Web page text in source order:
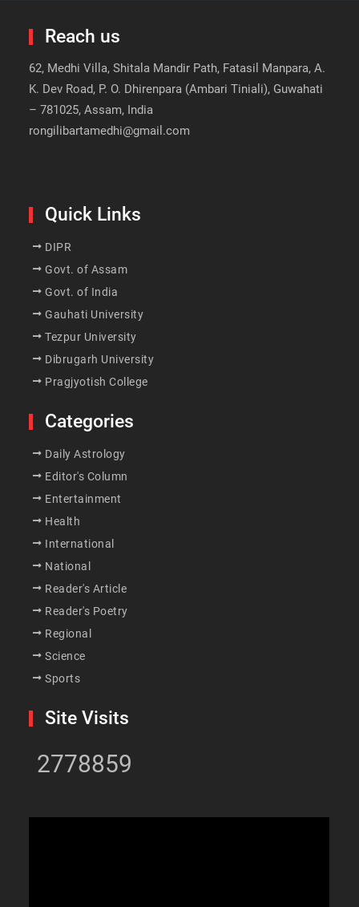
Reach us
62, Medhi Villa, Shitala Mandir Path, Fatasil Manpara, A.
K. Dev Road, P. O. Dhirenpara (Ambari Tiniali), Guwahati
– 781025, Assam, India
rongilibartamedhi@gmail.com
Quick Links
DIPR
Govt. of Assam
Govt. of India
Gauhati University
Tezpur University
Dibrugarh University
Pragjyotish College
Categories
Daily Astrology
Editor's Column
Entertainment
Health
International
National
Reader's Article
Reader's Poetry
Regional
Science
Sports
Site Visits
2778859